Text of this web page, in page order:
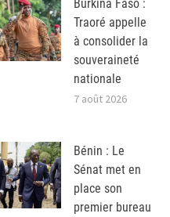
Burkina Faso :
Traoré appelle
à consolider la
souveraineté
nationale
7 août 2026
Bénin : Le
Sénat met en
place son
premier bureau